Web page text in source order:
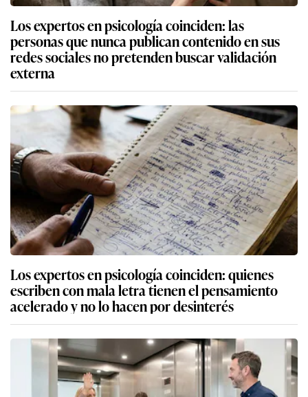
Los expertos en psicología coinciden: las
personas que nunca publican contenido en sus
redes sociales no pretenden buscar validación
externa
Los expertos en psicología coinciden: quienes
escriben con mala letra tienen el pensamiento
acelerado y no lo hacen por desinterés